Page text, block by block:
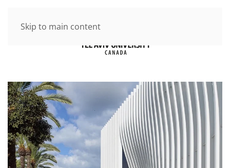
Skip to main content